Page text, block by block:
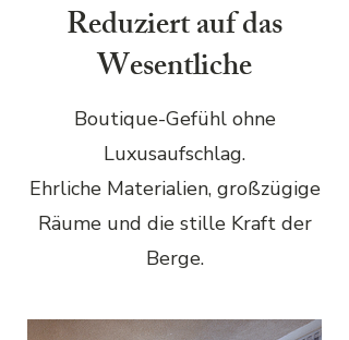
Reduziert auf das
Wesentliche
Boutique-Gefühl ohne
Luxusaufschlag.
Ehrliche Materialien, großzügige
Räume und die stille Kraft der
Berge.